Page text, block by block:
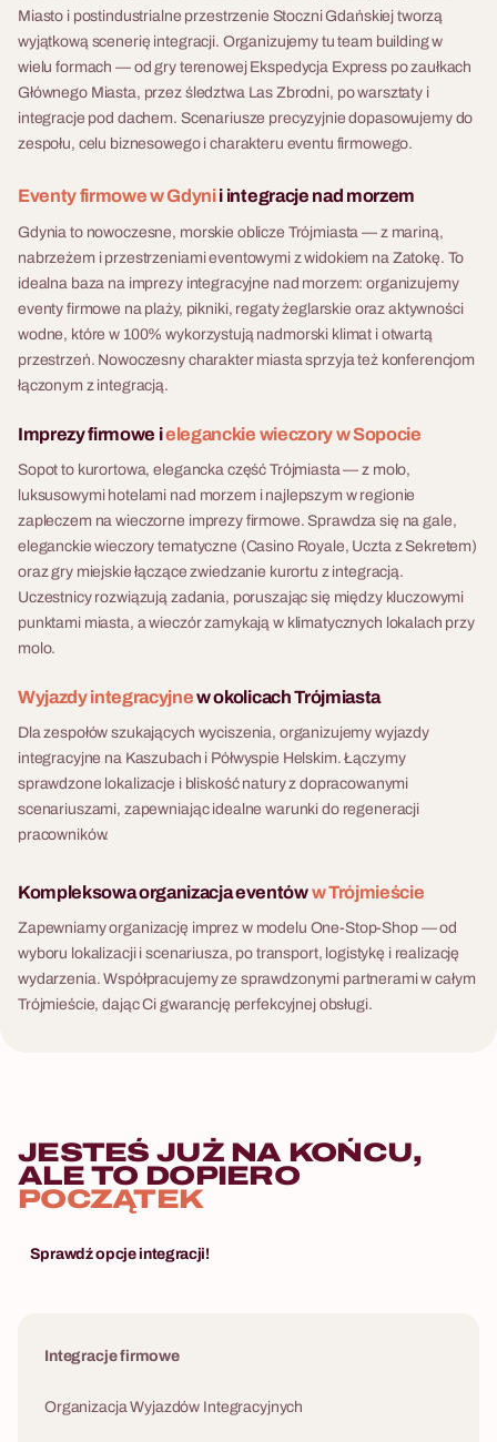
Miasto i postindustrialne przestrzenie Stoczni Gdańskiej tworzą
wyjątkową scenerię integracji. Organizujemy tu team building w
wielu formach — od gry terenowej Ekspedycja Express po zaułkach
Głównego Miasta, przez śledztwa Las Zbrodni, po warsztaty i
integracje pod dachem. Scenariusze precyzyjnie dopasowujemy do
zespołu, celu biznesowego i charakteru eventu firmowego.
Eventy firmowe w Gdynii integracje nad morzem
Gdynia to nowoczesne, morskie oblicze Trójmiasta — z mariną,
nabrzeżem i przestrzeniami eventowymi z widokiem na Zatokę. To
idealna baza na imprezy integracyjne nad morzem: organizujemy
eventy firmowe na plaży, pikniki, regaty żeglarskie oraz aktywności
wodne, które w 100% wykorzystują nadmorski klimat i otwartą
przestrzeń. Nowoczesny charakter miasta sprzyja też konferencjom
łączonym z integracją.
Imprezy firmowe ieleganckie wieczory w Sopocie
Sopot to kurortowa, elegancka część Trójmiasta — z molo,
luksusowymi hotelami nad morzem i najlepszym w regionie
zapleczem na wieczorne imprezy firmowe. Sprawdza się na gale,
eleganckie wieczory tematyczne (Casino Royale, Uczta z Sekretem)
oraz gry miejskie łączące zwiedzanie kurortu z integracją.
Uczestnicy rozwiązują zadania, poruszając się między kluczowymi
punktami miasta, a wieczór zamykają w klimatycznych lokalach przy
molo.
Wyjazdy integracyjnew okolicach Trójmiasta
Dla zespołów szukających wyciszenia, organizujemy wyjazdy
integracyjne na Kaszubach i Półwyspie Helskim. Łączymy
sprawdzone lokalizacje i bliskość natury z dopracowanymi
scenariuszami, zapewniając idealne warunki do regeneracji
pracowników.
Kompleksowa organizacja eventóww Trójmieście
Zapewniamy organizację imprez w modelu One-Stop-Shop — od
wyboru lokalizacji i scenariusza, po transport, logistykę i realizację
wydarzenia. Współpracujemy ze sprawdzonymi partnerami w całym
Trójmieście, dając Ci gwarancję perfekcyjnej obsługi.
JESTEŚ JUŻ NA KOŃCU,
ALE TO DOPIERO
POCZĄTEK
Sprawdź opcje integracji!
Integracje firmowe
Organizacja Wyjazdów Integracyjnych